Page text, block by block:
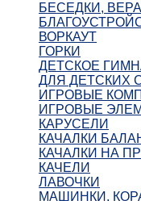
БЕСЕДКИ,
ВОРКАУТ
ГОРКИ
ДЕТСКОЕ
ДЛЯ ДЕТСКИХ
ИГРОВЫЕ
ИГРОВЫЕ
КАРУСЕЛИ
КАЧАЛКИ
КАЧАЛКИ НА
КАЧЕЛИ
ЛАВОЧКИ
МАШИНКИ,